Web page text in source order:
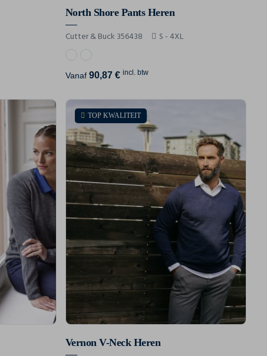
North Shore Pants Heren
Cutter & Buck 356438 S - 4XL
Vanaf 90,87 € incl. btw
TOP KWALITEIT
Vernon V-Neck Heren